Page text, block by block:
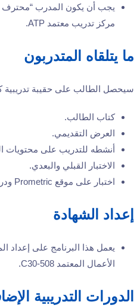
مركز تدريب معتمد ATP.
ما يتلقاه المتدربون
سيحصل الطالب على حقيبة تدريبية
كتاب الطالب.
العرض التقديمي.
أنشطه للتدريب على محتويات
الاختبار القبلي والبعدي.
اختبار على موقع Prometric ودرجة الاجتياز تبدأ من 70% أو أعلى.
إعداد الشهادة
يعمل هذا البرنامج على إعداد
الأعمال المعتمد C30-508.
الدورات التدريبية